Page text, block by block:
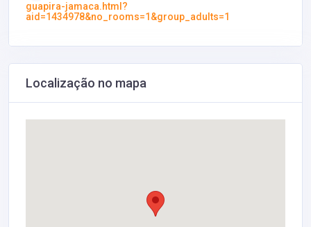
guapira-jamaca.html?
aid=1434978&no_rooms=1&group_adults=1
Localização no mapa